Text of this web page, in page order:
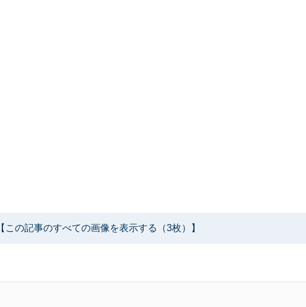
【この記事のすべての画像を表示する（3枚）】